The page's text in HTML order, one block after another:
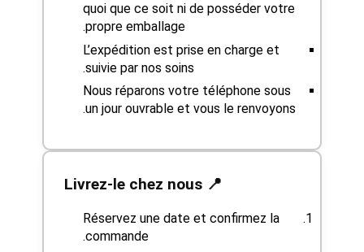
quoi que ce soit ni de posséder votre
propre emballage.
L’expédition est prise en charge et
suivie par nos soins.
Nous réparons votre téléphone sous
un jour ouvrable et vous le renvoyons.
📍 Livrez-le chez nous
Réservez une date et confirmez la
commande.